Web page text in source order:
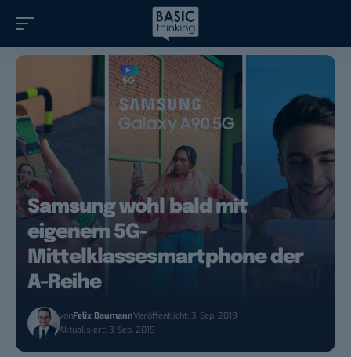
Samsung wohl bald mit
eigenem 5G-
Mittelklassesmartphone der
A-Reihe
vonFelix BaumannVeröffentlicht: 3. Sep. 2019
Aktualisiert: 3. Sep. 2019